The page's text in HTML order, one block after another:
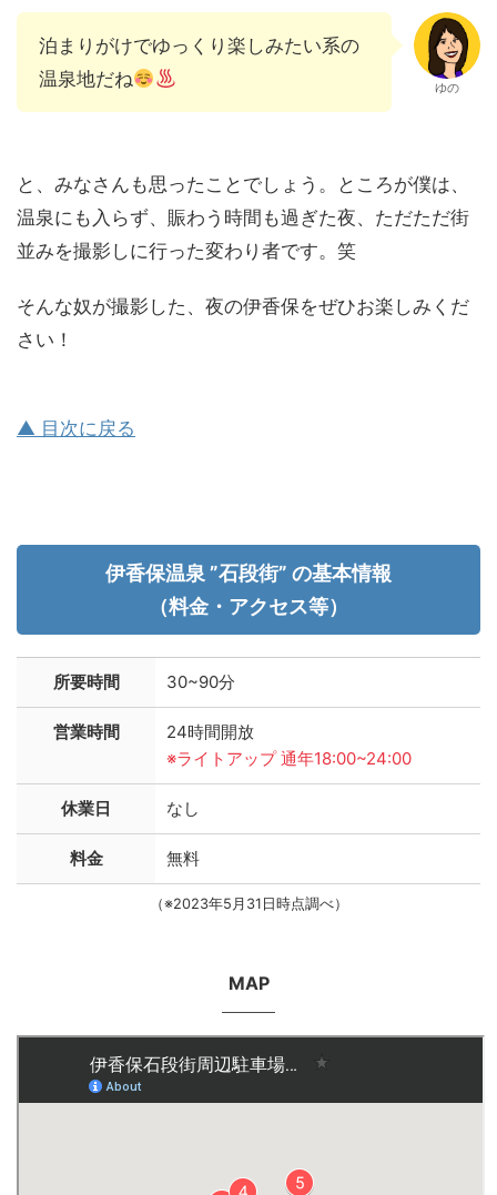
泊まりがけでゆっくり楽しみたい系の
温泉地だね
ゆの
と、みなさんも思ったことでしょう。ところが僕は、
温泉にも入らず、賑わう時間も過ぎた夜、ただただ街
並みを撮影しに行った変わり者です。笑
そんな奴が撮影した、夜の伊香保をぜひお楽しみくだ
さい！
▲ 目次に戻る
伊香保温泉 ”石段街” の基本情報
（料金・アクセス等）
所要時間 30~90分
営業時間
24時間開放
※ライトアップ 通年18:00~24:00
休業日 なし
料金 無料
（※2023年5月31日時点調べ）
MAP